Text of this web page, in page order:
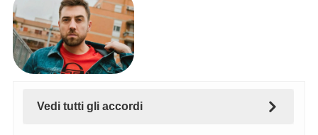
Vedi tutti gli accordi